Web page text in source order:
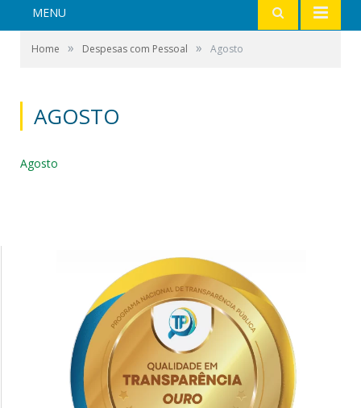
MENU
Home » Despesas com Pessoal » Agosto
AGOSTO
Agosto